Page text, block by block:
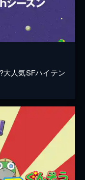
人気SFハイテン